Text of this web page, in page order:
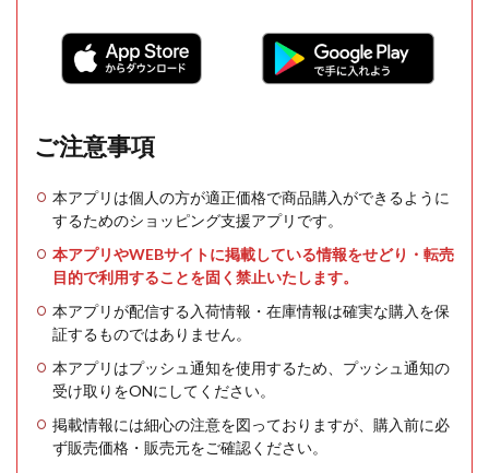
ご注意事項
本アプリは個人の方が適正価格で商品購入ができるように
するためのショッピング支援アプリです。
本アプリやWEBサイトに掲載している情報をせどり・転売
目的で利用することを固く禁止いたします。
本アプリが配信する入荷情報・在庫情報は確実な購入を保
証するものではありません。
本アプリはプッシュ通知を使用するため、プッシュ通知の
受け取りをONにしてください。
掲載情報には細心の注意を図っておりますが、購入前に必
ず販売価格・販売元をご確認ください。